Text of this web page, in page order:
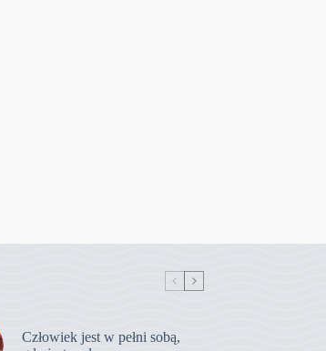
Człowiek jest w pełni sobą,